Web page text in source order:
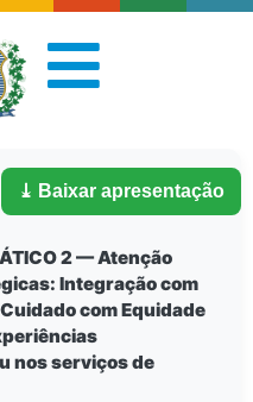
⤓ Baixar apresentação
2 — Atenção
Integração com
com Equidade
nos serviços de